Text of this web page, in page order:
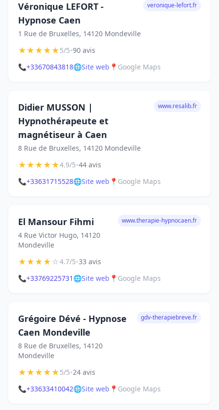
Véronique LEFORT -
Hypnose Caen
1 Rue de Bruxelles, 14120 Mondeville
veronique-lefort.fr
★★★★★5/5•90 avis
📞+33670843818🌐Site web 📍 Google Maps
Didier MUSSON |
Hypnothérapeute et
magnétiseur à Caen
8 Rue de Bruxelles, 14120 Mondeville
www.resalib.fr
★★★★★4.9/5•44 avis
📞+33631715528🌐Site web 📍 Google Maps
El Mansour Fihmi
4 Rue Victor Hugo, 14120
Mondeville
www.therapie-hypnocaen.fr
★★★★☆4.7/5•33 avis
📞+33769225731 🌐Site web 📍 Google Maps
Grégoire Dévé - Hypnose
Caen Mondeville
8 Rue de Bruxelles, 14120
Mondeville
gdv-therapiebreve.fr
★★★★★5/5•24 avis
📞+33633410042🌐Site web 📍 Google Maps